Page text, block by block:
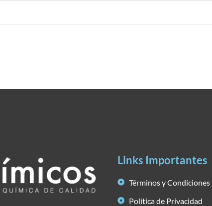
Links Importantes
Términos y Condiciones
Política de Privacidad